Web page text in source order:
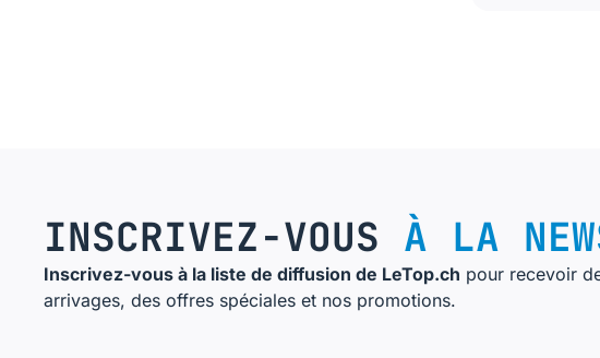
INSCRIVEZ-VOUS À LA
Inscrivez-vous à la liste de diffusion de LeTop.ch pour recevoir
arrivages, des offres spéciales et nos promotions.